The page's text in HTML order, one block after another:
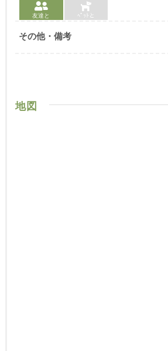
友達と ﾍﾟｯﾄと
その他・備考
地図